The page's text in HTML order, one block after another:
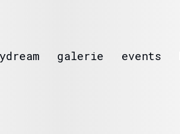
galerie events